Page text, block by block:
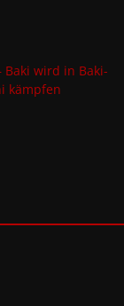
Baki wird in Baki-
kämpfen